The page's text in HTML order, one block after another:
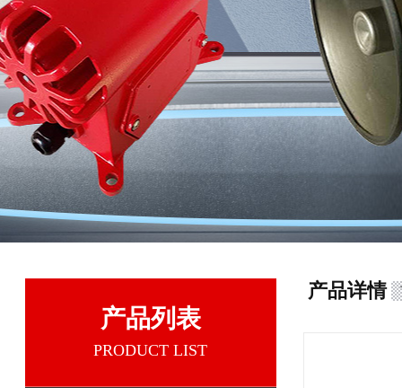
产品列表
PRODUCT LIST
产品详情